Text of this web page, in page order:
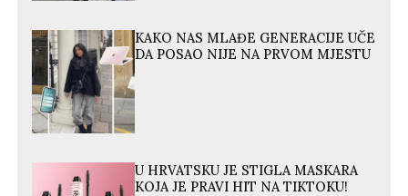
KAKO NAS MLAĐE GENERACIJE UČE
DA POSAO NIJE NA PRVOM MJESTU
U HRVATSKU JE STIGLA MASKARA
KOJA JE PRAVI HIT NA TIKTOKU!